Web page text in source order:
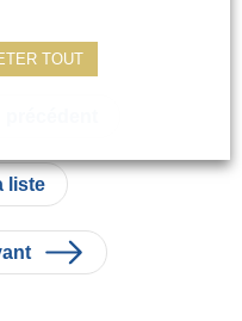
liste
TOUT